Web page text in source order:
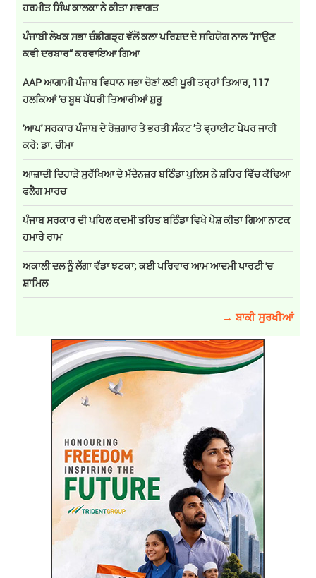
ਹਰਮੀਤ ਸਿੰਘ ਕਾਲਕਾ ਨੇ ਕੀਤਾ ਸਵਾਗਤ
ਪੰਜਾਬੀ ਲੇਖਕ ਸਭਾ ਚੰਡੀਗੜ੍ਹ ਵੱਲੋਂ ਕਲਾ ਪਰਿਸ਼ਦ ਦੇ ਸਹਿਯੋਗ ਨਾਲ “ਸਾਉਣ
ਕਵੀ ਦਰਬਾਰ“ ਕਰਵਾਇਆ ਗਿਆ
AAP ਆਗਾਮੀ ਪੰਜਾਬ ਵਿਧਾਨ ਸਭਾ ਚੋਣਾਂ ਲਈ ਪੂਰੀ ਤਰ੍ਹਾਂ ਤਿਆਰ, 117
ਹਲਕਿਆਂ 'ਚ ਬੂਥ ਪੱਧਰੀ ਤਿਆਰੀਆਂ ਸ਼ੁਰੂ
'ਆਪ' ਸਰਕਾਰ ਪੰਜਾਬ ਦੇ ਰੋਜ਼ਗਾਰ ਤੇ ਭਰਤੀ ਸੰਕਟ ’ਤੇ ਵ੍ਹਾਈਟ ਪੇਪਰ ਜਾਰੀ
ਕਰੇ: ਡਾ. ਚੀਮਾ
ਆਜ਼ਾਦੀ ਦਿਹਾੜੇ ਸੁਰੱਖਿਆ ਦੇ ਮੱਦੇਨਜ਼ਰ ਬਠਿੰਡਾ ਪੁਲਿਸ ਨੇ ਸ਼ਹਿਰ ਵਿੱਚ ਕੱਢਿਆ
ਫਲੈਗ ਮਾਰਚ
ਪੰਜਾਬ ਸਰਕਾਰ ਦੀ ਪਹਿਲ ਕਦਮੀ ਤਹਿਤ ਬਠਿੰਡਾ ਵਿਖੇ ਪੇਸ਼ ਕੀਤਾ ਗਿਆ ਨਾਟਕ
ਹਮਾਰੇ ਰਾਮ
ਅਕਾਲੀ ਦਲ ਨੂੰ ਲੱਗਾ ਵੱਡਾ ਝਟਕਾ; ਕਈ ਪਰਿਵਾਰ ਆਮ ਆਦਮੀ ਪਾਰਟੀ 'ਚ
ਸ਼ਾਮਿਲ
→ ਬਾਕੀ ਸੁਰਖੀਆਂ